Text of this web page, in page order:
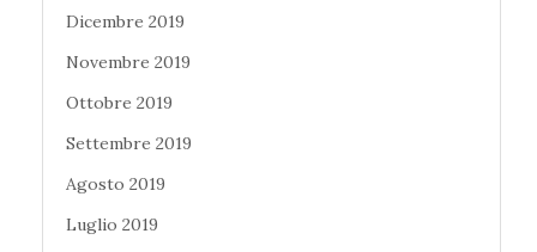
Dicembre 2019
Novembre 2019
Ottobre 2019
Settembre 2019
Agosto 2019
Luglio 2019